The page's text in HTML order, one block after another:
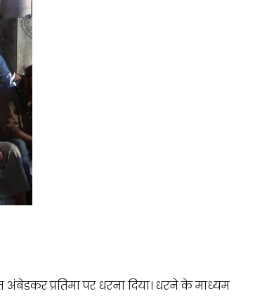
प्रतिमा पर धरना दिया। धरने के माध्यम